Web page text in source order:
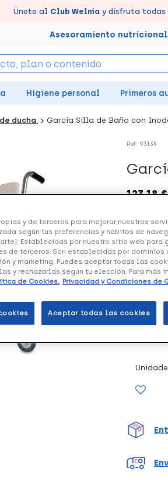
Disfruta de la entregarápida y gratuita
Únete al Club Welniay disfruta todas
Llévate un7% de descuentocreando tu
puntos en tu Farmacia de Confianza,
Asesoramiento nutricional
Higiene personal Primeros
ducha García Silla de Baño con
Ref: 93135
123.18 €
+ 246
García
Formato
y de terceros para mejorar nuestros
según tus preferencias y hábitos de
Establecidas por nuestro sitio web para
de terceros: Son establecidas por
y marketing. Puedes aceptar todas las
y rechazarlas según tu elección. Para más
de Cookies. Privacidad y Condiciones de
Aceptar todas las cookies